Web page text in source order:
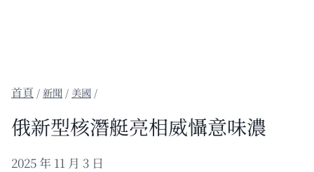
/新聞 / 美國 /
俄新型核潛艇亮相威懾意味濃
2025 年 11 月 3 日